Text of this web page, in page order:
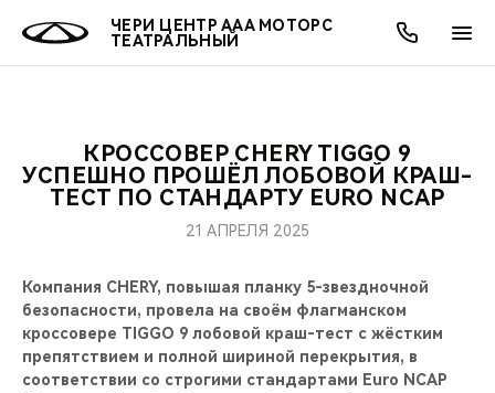
ЧЕРИ ЦЕНТР ААА МОТОРС
ТЕАТРАЛЬНЫЙ
МОДЕЛИ
КРОССОВЕРЫ
СЕДАНЫ
ПОКУПАТЕЛЯМ
ВЛАДЕЛЬЦАМ
ПОДДЕРЖКА
CHERY CONNECT
МИР CHERY
CHERY В СОЦСЕТЯХ
ЛЮДИ CHERY
АКЦИИ
ОНЛАЙН СЕРВИСЫ
О КОМПАНИИ
КРОССОВЕР CHERY TIGGO 9
УСПЕШНО ПРОШЁЛ ЛОБОВОЙ КРАШ-
ТЕСТ ПО СТАНДАРТУ EURO NCAP
21 АПРЕЛЯ 2025
Компания CHERY, повышая планку 5-звездночной
безопасности, провела на своём флагманском
кроссовере TIGGO 9 лобовой краш-тест c жёстким
препятствием и полной шириной перекрытия, в
соответствии со строгими стандартами Euro NCAP